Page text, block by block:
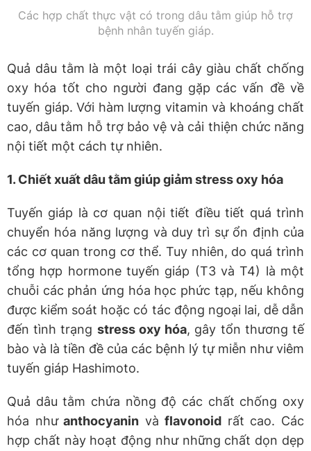
Các hợp chất thực vật có trong dâu tằm giúp hỗ trợ
bệnh nhân tuyến giáp.
Quả dâu tằm là một loại trái cây giàu chất chống
oxy hóa tốt cho người đang gặp các vấn đề về
tuyến giáp. Với hàm lượng vitamin và khoáng chất
cao, dâu tằm hỗ trợ bảo vệ và cải thiện chức năng
nội tiết một cách tự nhiên.
1. Chiết xuất dâu tằm giúp giảm stress oxy hóa
Tuyến giáp là cơ quan nội tiết điều tiết quá trình
chuyển hóa năng lượng và duy trì sự ổn định của
các cơ quan trong cơ thể. Tuy nhiên, do quá trình
tổng hợp hormone tuyến giáp (T3 và T4) là một
chuỗi các phản ứng hóa học phức tạp, nếu không
được kiểm soát hoặc có tác động ngoại lai, dễ dẫn
đến tình trạng stress oxy hóa, gây tổn thương tế
bào và là tiền đề của các bệnh lý tự miễn như viêm
tuyến giáp Hashimoto.
Quả dâu tằm chứa nồng độ các chất chống oxy
hóa nhưanthocyanin vàflavonoid rất cao. Các
hợp chất này hoạt động như những chất dọn dẹp